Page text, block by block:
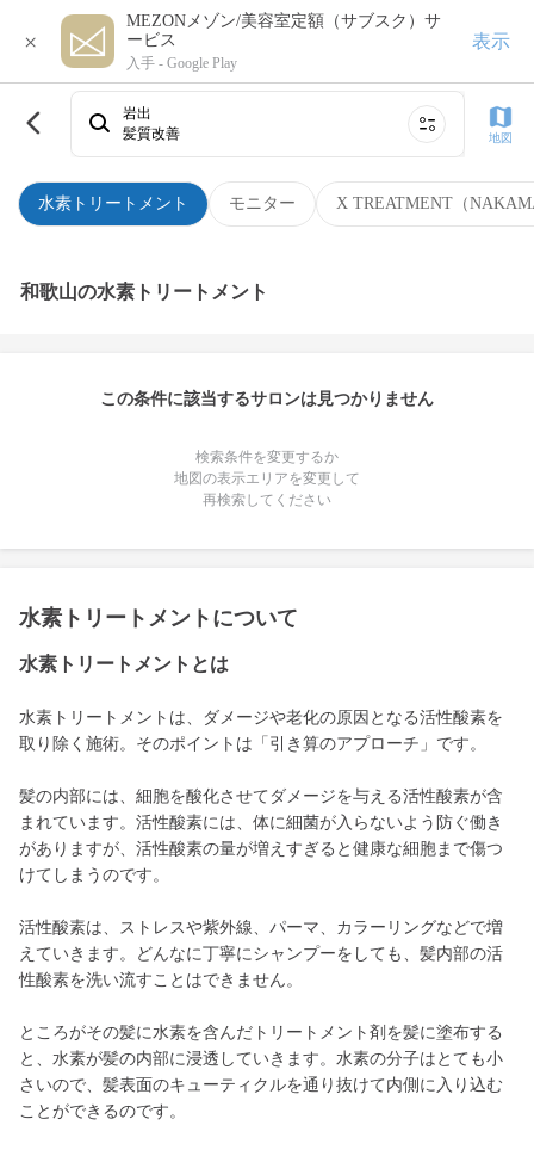
×
MEZONメゾン/美容室定額（サブスク）サ
ービス
入手 - Google Play
表示
水素トリートメント モニター X TREATMENT（
岩出
髪質改善
地図
和歌山の水素トリートメント
この条件に該当するサロンは見つかりません
検索条件を変更するか
地図の表示エリアを変更して
再検索してください
水素トリートメントについて
水素トリートメントとは
水素トリートメントは、ダメージや老化の原因となる活性酸素を
取り除く施術。そのポイントは「引き算のアプローチ」です。
髪の内部には、細胞を酸化させてダメージを与える活性酸素が含
まれています。活性酸素には、体に細菌が入らないよう防ぐ働き
がありますが、活性酸素の量が増えすぎると健康な細胞まで傷つ
けてしまうのです。
活性酸素は、ストレスや紫外線、パーマ、カラーリングなどで増
えていきます。どんなに丁寧にシャンプーをしても、髪内部の活
性酸素を洗い流すことはできません。
ところがその髪に水素を含んだトリートメント剤を髪に塗布する
と、水素が髪の内部に浸透していきます。水素の分子はとても小
さいので、髪表面のキューティクルを通り抜けて内側に入り込む
ことができるのです。